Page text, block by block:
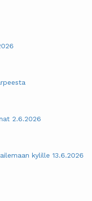
2.6.2026
kylille 13.6.2026